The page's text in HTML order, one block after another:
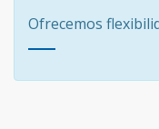
Ofrecemos